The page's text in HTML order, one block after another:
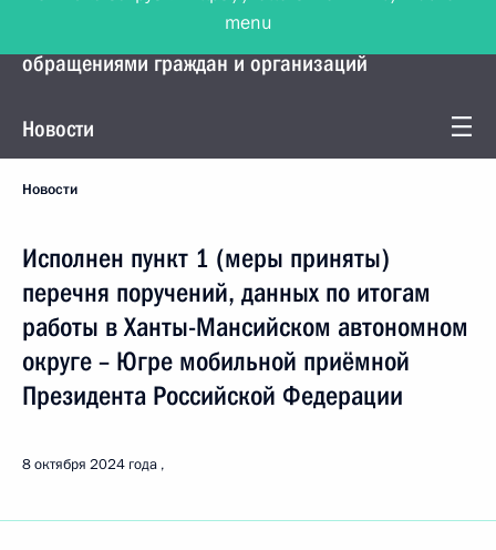
Управление Президента по работе с
обращениями граждан и организаций
Новости
Новости
Исполнен пункт 1 (меры приняты)
перечня поручений, данных по итогам
работы в Ханты-Мансийском автономном
округе – Югре мобильной приёмной
Президента Российской Федерации
8 октября 2024 года
menu